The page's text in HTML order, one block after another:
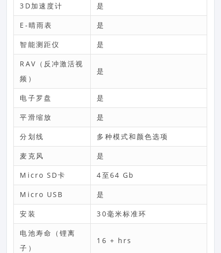
3D加速度计 是
E-晴雨表 是
智能测距仪 是
RAV（反冲激活视
频）
是
电子罗盘 是
平滑缩放 是
分划线 多种模式和颜色选项
麦克风 是
Micro SD卡 4至64 Gb
Micro USB 是
安装 30毫米标准环
电池寿命（锂离
子）
16 + hrs